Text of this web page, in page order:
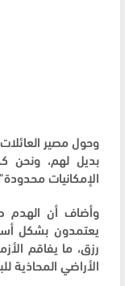
وحول مصير
بديل لهم، ونحن
الإمكانيات
وأضاف أن الهدم
يعتمدون بشكل
رزق، ما يفاقم
الأراضي المحاذية